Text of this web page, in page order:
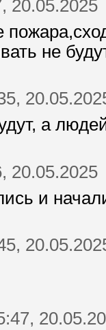
20.05.2025
не
а
20.05.2025
и